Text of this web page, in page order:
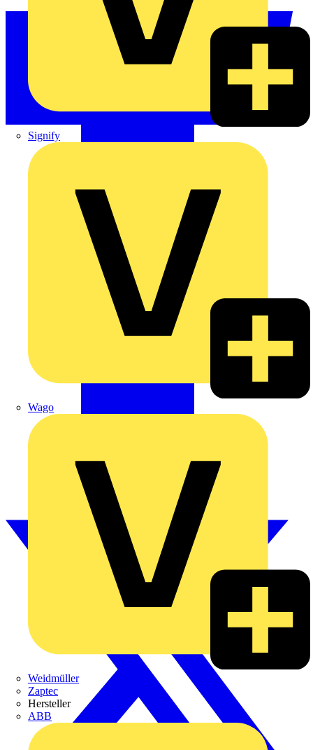
Signify
Wago
Weidmüller
Zaptec
Hersteller
ABB